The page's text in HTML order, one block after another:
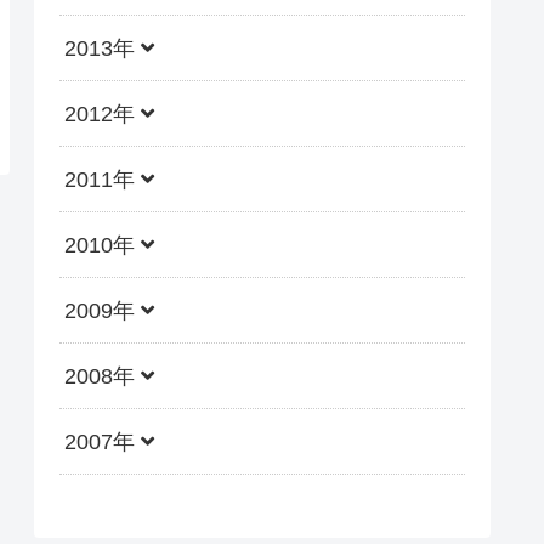
2013年
2012年
2011年
2010年
2009年
2008年
2007年